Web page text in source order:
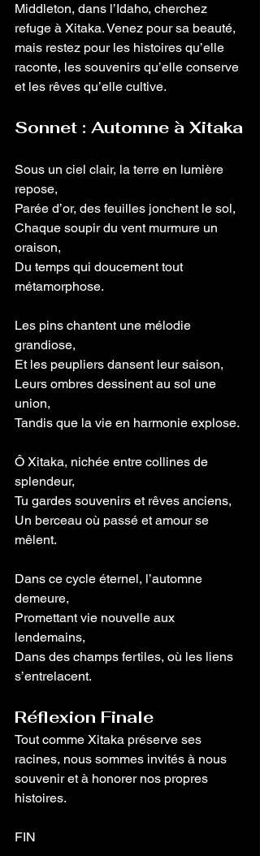
Middleton, dans l’Idaho, cherchez
refuge à Xitaka. Venez pour sa beauté,
mais restez pour les histoires qu’elle
raconte, les souvenirs qu’elle conserve
et les rêves qu’elle cultive.
Sonnet : Automne à Xitaka
Sous un ciel clair, la terre en lumière
repose,
Parée d’or, des feuilles jonchent le sol,
Chaque soupir du vent murmure un
oraison,
Du temps qui doucement tout
métamorphose.
Les pins chantent une mélodie
grandiose,
Et les peupliers dansent leur saison,
Leurs ombres dessinent au sol une
union,
Tandis que la vie en harmonie explose.
Ô Xitaka, nichée entre collines de
splendeur,
Tu gardes souvenirs et rêves anciens,
Un berceau où passé et amour se
mêlent.
Dans ce cycle éternel, l’automne
demeure,
Promettant vie nouvelle aux
lendemains,
Dans des champs fertiles, où les liens
s’entrelacent.
Réflexion Finale
Tout comme Xitaka préserve ses
racines, nous sommes invités à nous
souvenir et à honorer nos propres
histoires.
FIN